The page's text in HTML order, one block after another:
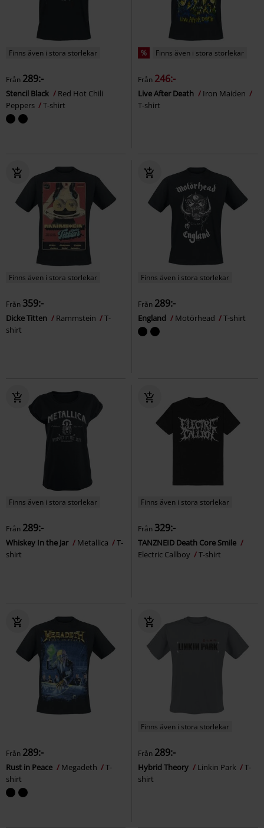
Finns även i stora storlekar
Från 289:-
Stencil Black
Red Hot Chili
Peppers
T-shirt
% Finns även i stora storlekar
Från 246:-
Live After Death
Iron Maiden
T-shirt
Finns även i stora storlekar
Från 359:-
Dicke Titten Rammstein
T-
shirt
Finns även i stora storlekar
Från 289:-
England Motörhead T-shirt
Finns även i stora storlekar
Från 289:-
Whiskey In the Jar Metallica
T-
shirt
Finns även i stora storlekar
Från 329:-
TANZNEID Death Core Smile
Electric Callboy
T-shirt
Från 289:-
Rust in Peace Megadeth
T-
shirt
Finns även i stora storlekar
Från 289:-
Hybrid Theory Linkin Park
T-
shirt